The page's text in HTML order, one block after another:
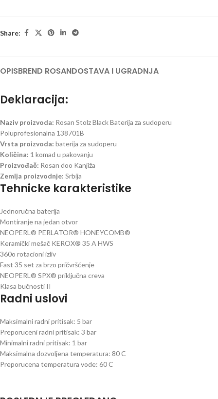
Share:
OPISBREND ROSANDOSTAVA I UGRADNJA
Deklaracija:
Naziv proizvoda: Rosan Stolz Black Baterija za sudoperu
Poluprofesionalna 138701B
Vrsta proizvoda: baterija za sudoperu
Količina: 1 komad u pakovanju
Proizvođač: Rosan doo Kanjiža
Zemlja proizvodnje: Srbija
Tehnicke karakteristike
Jednoručna baterija
Montiranje na jedan otvor
NEOPERL® PERLATOR® HONEYCOMB®
Keramički mešač KEROX® 35 A HWS
360o rotacioni izliv
Fast 35 set za brzo pričvršćenje
NEOPERL® SPX® priključna creva
Klasa bučnosti II
Radni uslovi
Maksimalni radni pritisak: 5 bar
Preporuceni radni pritisak: 3 bar
Minimalni radni pritisak: 1 bar
Maksimalna dozvoljena temperatura: 80 C
Preporucena temperatura vode: 60 C